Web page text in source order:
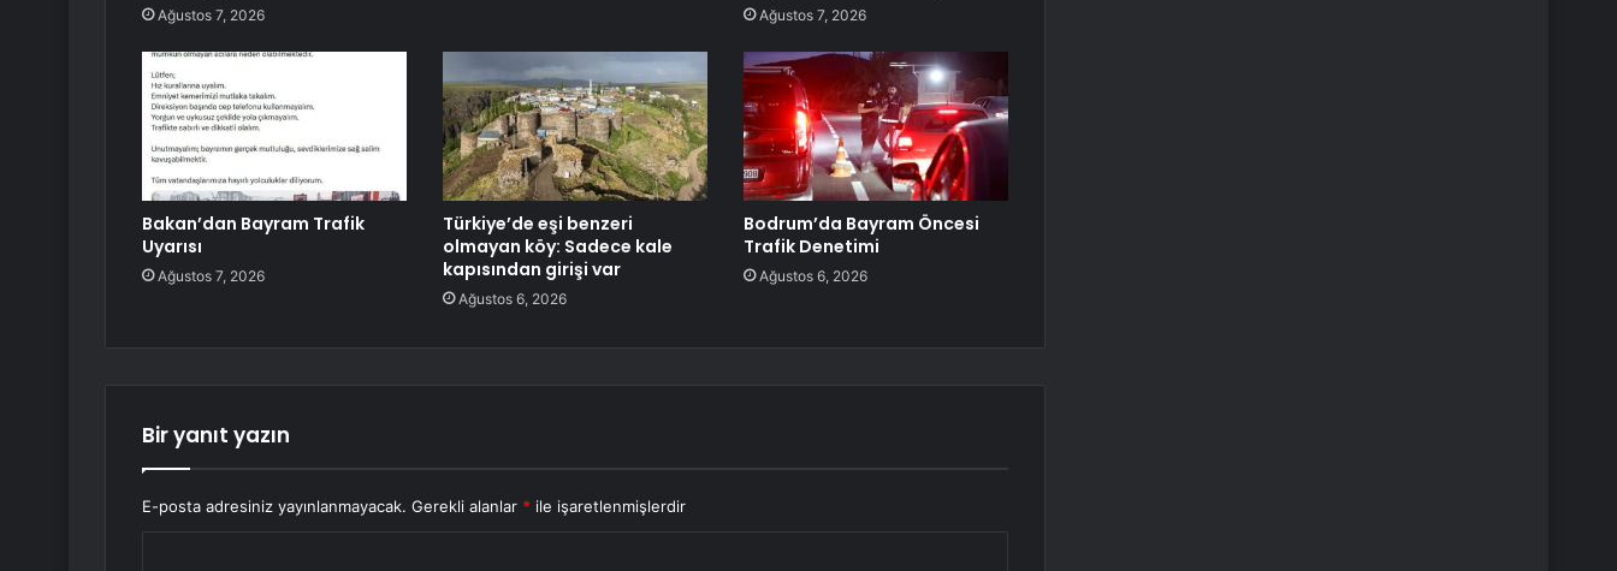
Ağustos 7, 2026 Ağustos 7, 2026
Bakan’dan Bayram Trafik
Uyarısı
Ağustos 7, 2026
Türkiye’de eşi benzeri
olmayan köy: Sadece kale
kapısından girişi var
Ağustos 6, 2026
Bodrum’da Bayram Öncesi
Trafik Denetimi
Ağustos 6, 2026
Bir yanıt yazın
E-posta adresiniz yayınlanmayacak. Gerekli alanlar * ile işaretlenmişlerdir